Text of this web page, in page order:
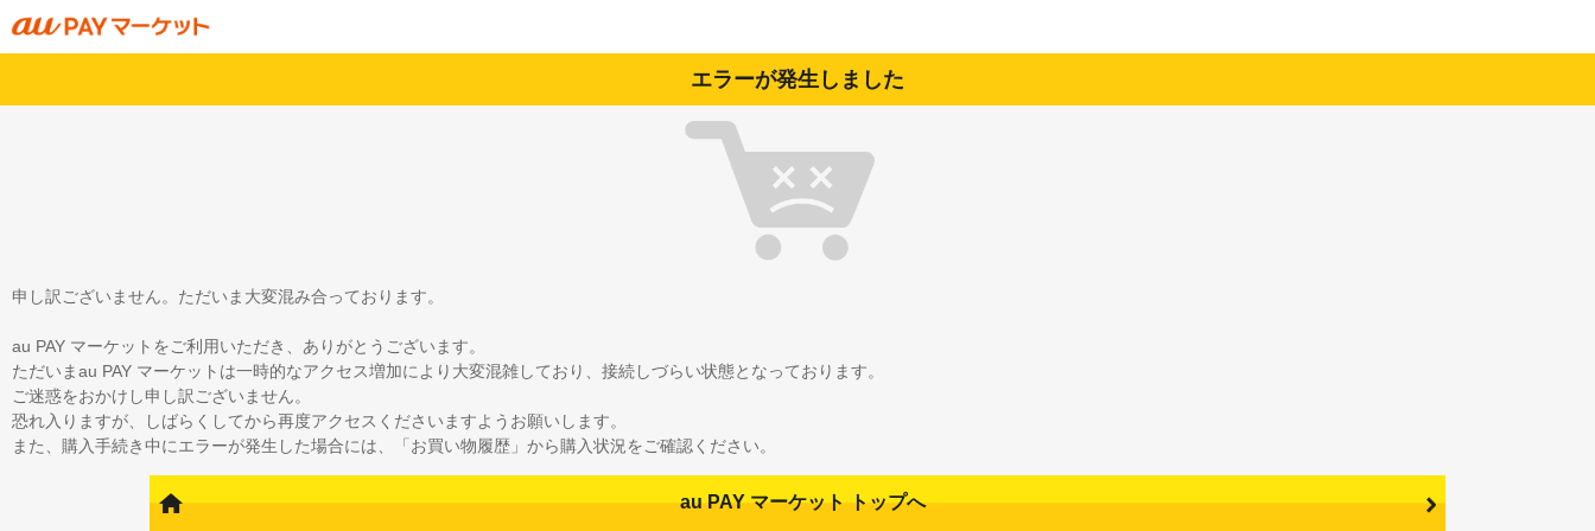
エラーが発生しました
申し訳ございません。ただいま大変混み合っております。
au PAY マーケットをご利用いただき、ありがとうございます。
ただいまau PAY マーケットは一時的なアクセス増加により大変混雑しており、接続しづらい状態となっております。
ご迷惑をおかけし申し訳ございません。
恐れ入りますが、しばらくしてから再度アクセスくださいますようお願いします。
また、購入手続き中にエラーが発生した場合には、「お買い物履歴」から購入状況をご確認ください。
au PAY マーケット トップへ